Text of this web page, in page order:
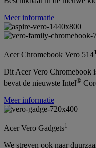
Meer informatie
Acer Chromebook Vero 5141
Dit Acer Vero Chromebook
bevat de nieuwste Intel®
Meer informatie
Acer Vero Gadgets1
We streven ook naar